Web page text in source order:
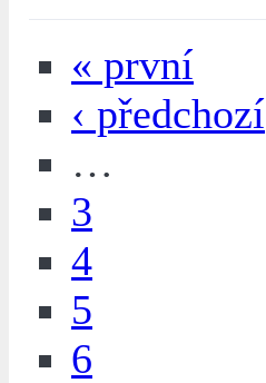
« první
‹ předchozí
…
3
4
5
6